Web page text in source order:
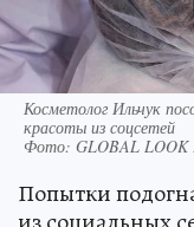
Косметолог Ильчук
красоты из соцсетей
Фото: GLOBAL LOOK
Попытки